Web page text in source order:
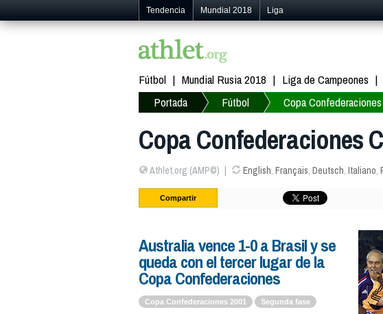
Tendencia Mundial 2018 Liga
Fútbol Mundial Rusia 2018 Liga de Campeones
Portada
Fútbol Copa Confederaciones
Copa Confederaciones
Athlet.org (AMP©) English, Français, Deutsch, Italiano,
Compartir
Australia vence 1-0 a Brasil y se
queda con el tercer lugar de la
Copa Confederaciones
Copa Confederaciones 2001 Segunda fase